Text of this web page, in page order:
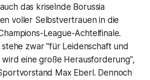
das kriselnde Borussia
voller Selbstvertrauen in die
League-Achtelfinale.
stehe zwar "für Leidenschaft und
wird eine große Herausforderung",
Max Eberl. Dennoch